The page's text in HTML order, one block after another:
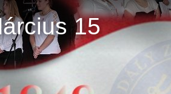
15